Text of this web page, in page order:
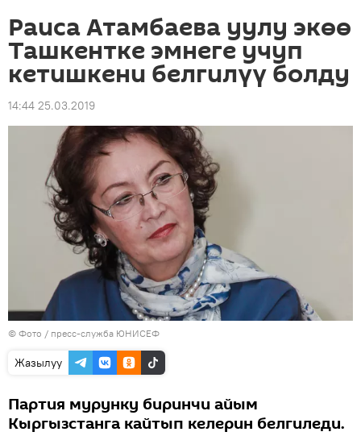
Раиса Атамбаева уулу экөө
Ташкентке эмнеге учуп
кетишкени белгилүү болду
14:44 25.03.2019
© Фото / пресс-служба ЮНИСЕФ
Жазылуу
Партия мурунку биринчи айым
Кыргызстанга кайтып келерин белгиледи.